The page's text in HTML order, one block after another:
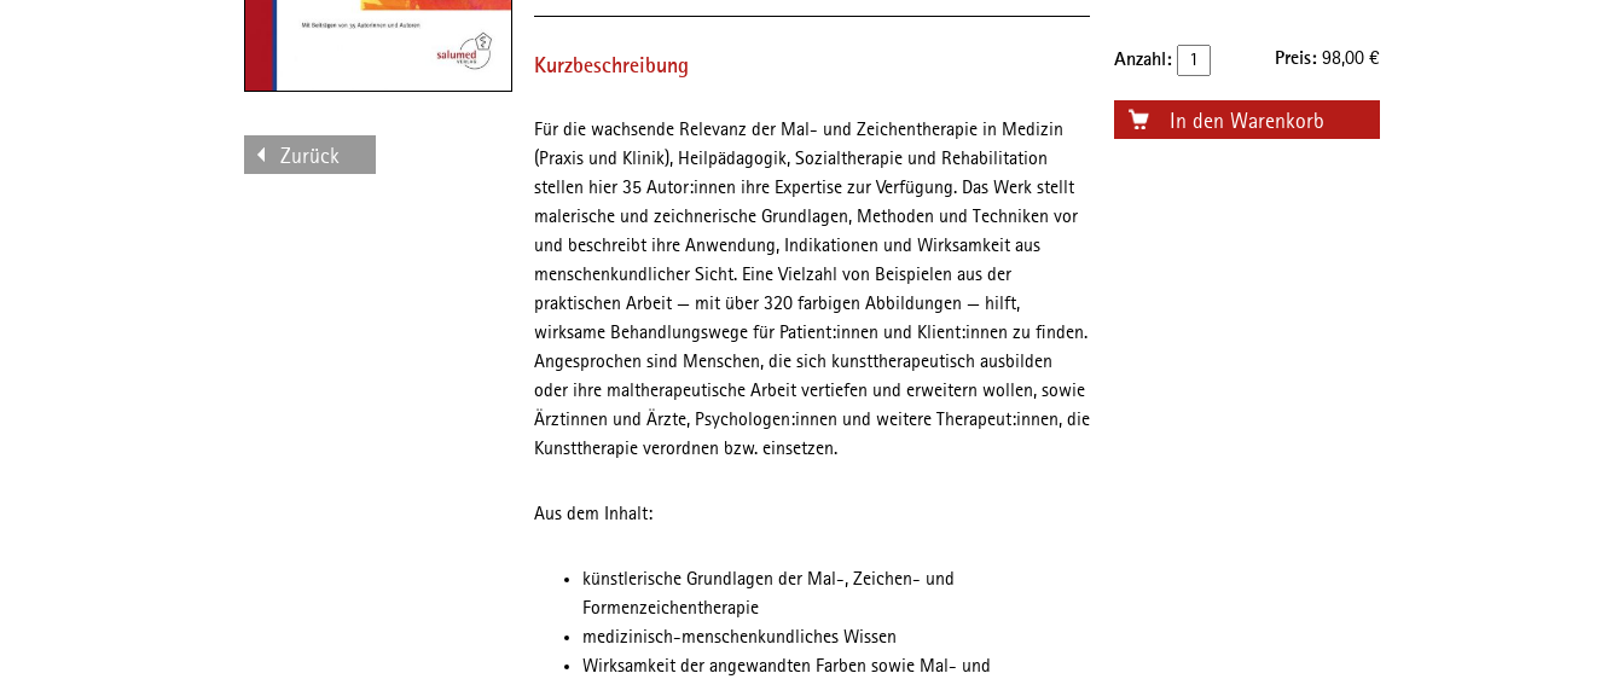
Zurück
Kurzbeschreibung
Für die wachsende Relevanz der Mal- und Zeichentherapie in Medizin
(Praxis und Klinik), Heilpädagogik, Sozialtherapie und Rehabilitation
stellen hier 35 Autor:innen ihre Expertise zur Verfügung. Das Werk stellt
malerische und zeichnerische Grundlagen, Methoden und Techniken vor
und beschreibt ihre Anwendung, Indikationen und Wirksamkeit aus
menschenkundlicher Sicht. Eine Vielzahl von Beispielen aus der
praktischen Arbeit — mit über 320 farbigen Abbildungen — hilft,
wirksame Behandlungswege für Patient:innen und Klient:innen zu finden.
Angesprochen sind Menschen, die sich kunsttherapeutisch ausbilden
oder ihre maltherapeutische Arbeit vertiefen und erweitern wollen, sowie
Ärztinnen und Ärzte, Psychologen:innen und weitere Therapeut:innen, die
Kunsttherapie verordnen bzw. einsetzen.
Aus dem Inhalt:
künstlerische Grundlagen der Mal-, Zeichen- und
Formenzeichentherapie
medizinisch-menschenkundliches Wissen
Wirksamkeit der angewandten Farben sowie Mal- und
Anzahl: Preis: 98,00 €